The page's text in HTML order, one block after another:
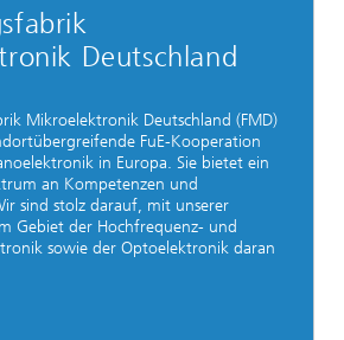
Deutschland
Mikroelektronik Deutschland (FMD)
FuE-Kooperation
in Europa. Sie bietet ein
an Kompetenzen und
sind stolz darauf, mit unserer
Gebiet der Hochfrequenz- und
sowie der Optoelektronik daran